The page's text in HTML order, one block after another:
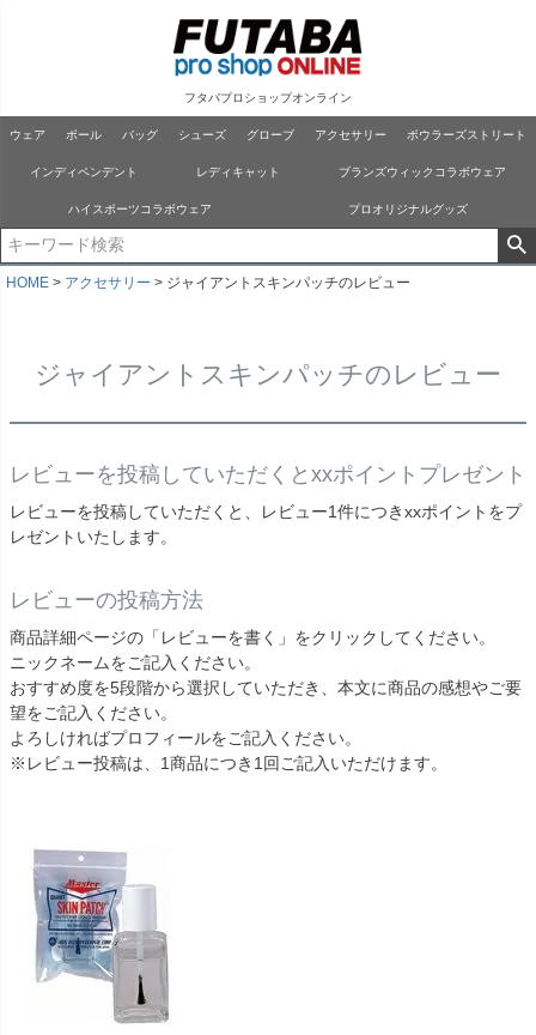
フタバプロショップオンライン
ウェア ボール バッグ シューズ グローブ アクセサリー ボウラーズストリート
インディペンデント レディキャット ブランズウィックコラボウェア
ハイスポーツコラボウェア プロオリジナルグッズ
HOME アクセサリー ジャイアントスキンパッチのレビュー
ジャイアントスキンパッチのレビュー
レビューを投稿していただくとxxポイントプレゼント
レビューを投稿していただくと、レビュー1件につきxxポイントをプ
レゼントいたします。
レビューの投稿方法
商品詳細ページの「レビューを書く」をクリックしてください。
ニックネームをご記入ください。
おすすめ度を5段階から選択していただき、本文に商品の感想やご要
望をご記入ください。
よろしければプロフィールをご記入ください。
※レビュー投稿は、1商品につき1回ご記入いただけます。